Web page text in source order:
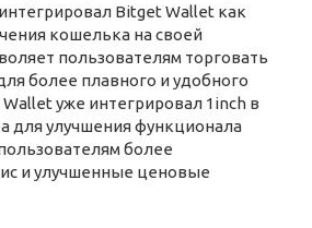
Bitget Wallet как
кошелька на своей
пользователям торговать
более плавного и удобного
уже интегрировал 1inch в
для улучшения функционала
более
и улучшенные ценовые